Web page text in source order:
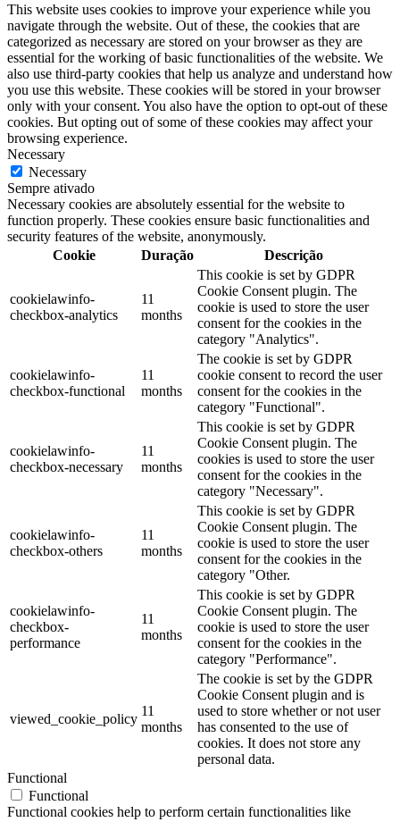
This website uses cookies to improve your experience while you
navigate through the website. Out of these, the cookies that are
categorized as necessary are stored on your browser as they are
essential for the working of basic functionalities of the website. We
also use third-party cookies that help us analyze and understand how
you use this website. These cookies will be stored in your browser
only with your consent. You also have the option to opt-out of these
cookies. But opting out of some of these cookies may affect your
browsing experience.
Necessary
Necessary
Sempre ativado
Necessary cookies are absolutely essential for the website to
function properly. These cookies ensure basic functionalities and
security features of the website, anonymously.
Cookie
Duração Descrição
cookielawinfo-
checkbox-analytics
11
months
This cookie is set by GDPR
Cookie Consent plugin. The
cookie is used to store the user
consent for the cookies in the
category "Analytics".
cookielawinfo-
checkbox-functional
11
months
The cookie is set by GDPR
cookie consent to record the user
consent for the cookies in the
category "Functional".
cookielawinfo-
checkbox-necessary
11
months
This cookie is set by GDPR
Cookie Consent plugin. The
cookies is used to store the user
consent for the cookies in the
category "Necessary".
cookielawinfo-
checkbox-others
11
months
This cookie is set by GDPR
Cookie Consent plugin. The
cookie is used to store the user
consent for the cookies in the
category "Other.
cookielawinfo-
checkbox-
performance
11
months
This cookie is set by GDPR
Cookie Consent plugin. The
cookie is used to store the user
consent for the cookies in the
category "Performance".
viewed_cookie_policy
11
months
The cookie is set by the GDPR
Cookie Consent plugin and is
used to store whether or not user
has consented to the use of
cookies. It does not store any
personal data.
Functional
Functional
Functional cookies help to perform certain functionalities like